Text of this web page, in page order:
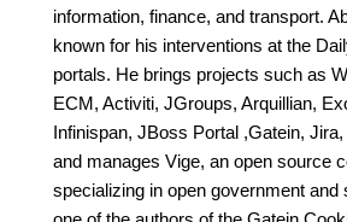
information, finance, and transport.
known for his interventions at the
portals. He brings projects such as
ECM, Activiti, JGroups, Arquillian,
Infinispan, JBoss Portal ,Gatein,
and manages Vige, an open source
specializing in open government and